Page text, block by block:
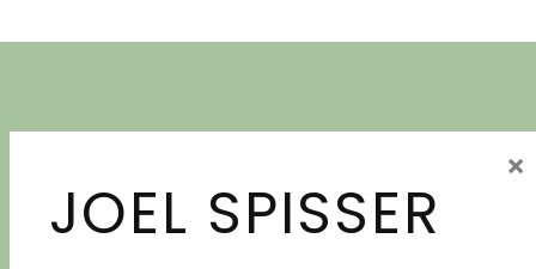
JOEL SPISSER
×